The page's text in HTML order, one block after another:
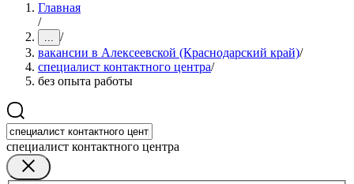
Главная
/
... /
вакансии в Алексеевской (Краснодарский край)/
специалист контактного центра/
без опыта работы
специалист контактного центра